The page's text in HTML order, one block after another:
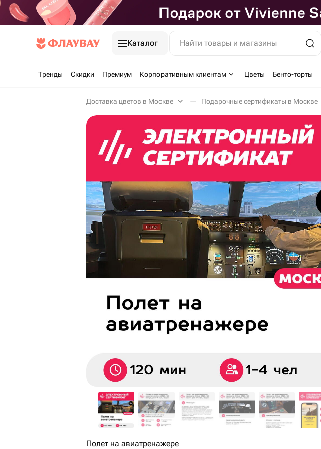
Каталог Найти товары и магазины
Тренды Скидки Премиум Корпоративным клиентам Цветы Бенто-торты
Доставка цветов в Москве Подарочные сертификаты в Москве
Полет на авиатренажере